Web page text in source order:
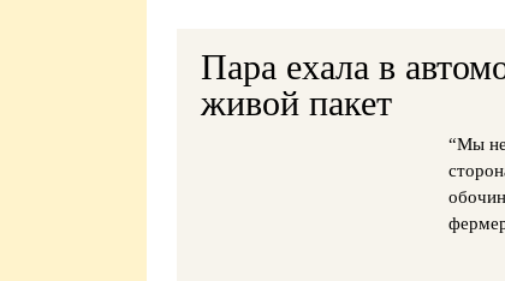
Пара ехала в
живой пакет
“Мы не